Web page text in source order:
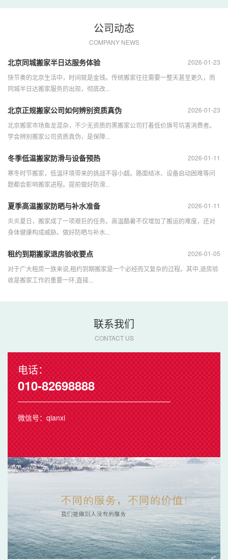
公司动态
COMPANY NEWS
2026-01-23
北京同城搬家半日达服务体验
快节奏的北京生活中，时间就是金钱。传统搬家往往需要一整天甚至更久，而
同城半日达搬家服务的出现，彻底改...
2026-01-23
北京正规搬家公司如何辨别资质真伪
北京搬家市场鱼龙混杂，不少无资质的黑搬家公司打着低价旗号坑害消费者。
学会辨别搬家公司资质真伪，是保障...
2026-01-11
冬季低温搬家防滑与设备预热
寒冬时节搬家，低温环境带来的挑战不容小觑。路面结冰、设备启动困难等问
题都会影响搬家进程。提前做好防滑...
2026-01-11
夏季高温搬家防晒与补水准备
炎炎夏日，搬家成了一项艰巨的任务。高温酷暑不仅增加了搬运的难度，还对
身体健康构成威胁。做好防晒与补水...
2026-01-05
租约到期搬家退房验收要点
对于广大租房一族来说,租约到期搬家是一个必经而又复杂的过程。其中,退房验
收是搬家工作的重要一环,直接...
联系我们
CONTACT US
电话：
010-82698888
微信号：qianxi